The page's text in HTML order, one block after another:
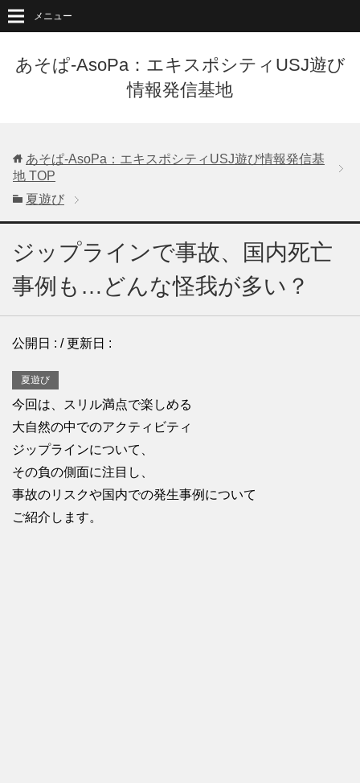
あそぱ-AsoPa：エキスポシティUSJ遊び
情報発信基地
メニュー
あそぱ-AsoPa：エキスポシティUSJ遊び情報発信基
地 TOP
夏遊び
ジップラインで事故、国内死亡
事例も…どんな怪我が多い？
公開日 : / 更新日 :
夏遊び
今回は、スリル満点で楽しめる
大自然の中でのアクティビティ
ジップラインについて、
その負の側面に注目し、
事故のリスクや国内での発生事例について
ご紹介します。